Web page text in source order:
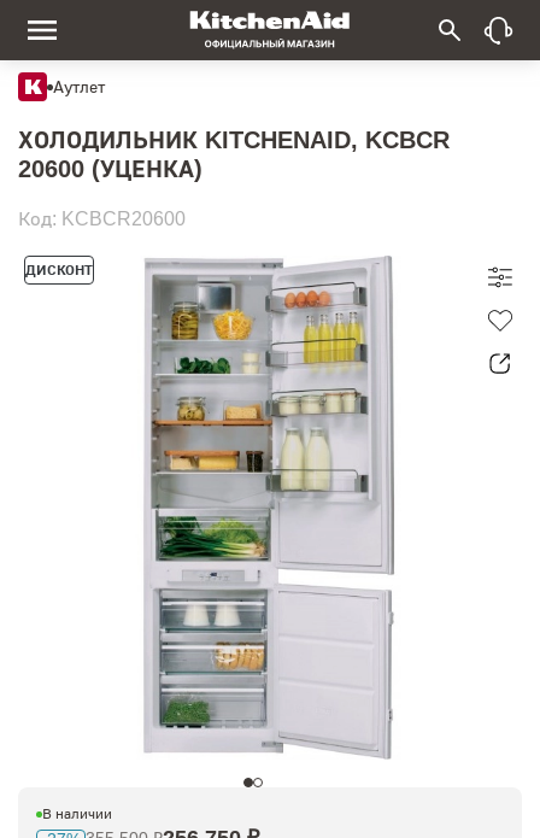
Аутлет
ХОЛОДИЛЬНИК KITCHENAID, KCBCR
20600 (УЦЕНКА)
Код: KCBCR20600
ДИСКОНТ
В наличии